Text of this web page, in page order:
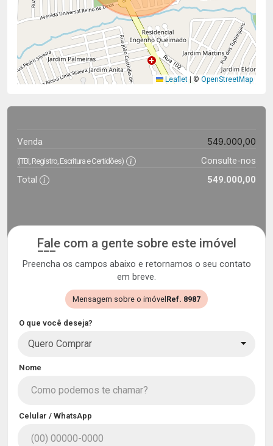
Leaflet © OpenStreetMap
Venda 549.000,00
(ITBI, Registro, Escritura e Certidões)
Consulte-nos
Total
549.000,00
Fale com a gente sobre este imóvel
Preencha os campos abaixo e retornamos o seu contato
em breve.
Mensagem sobre o imóvel Ref. 8987
O que você deseja?
Quero Comprar
Nome
Celular / WhatsApp